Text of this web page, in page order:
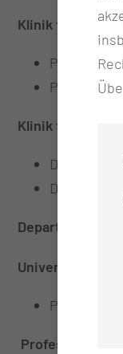
Klinik für
Prof. Dr.
PD Dr.
Klinik für
Dr. med.
Dr. med.
Department of
University
Prof. David
Professur für